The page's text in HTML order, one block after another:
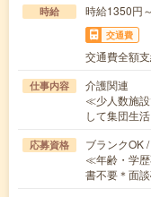
時給 時給1350円
交通費
交通費全額
仕事内容
介護関連
≪少人数施
して集団生
応募資格
ブランクOK
≪年齢・学
書不要＊面